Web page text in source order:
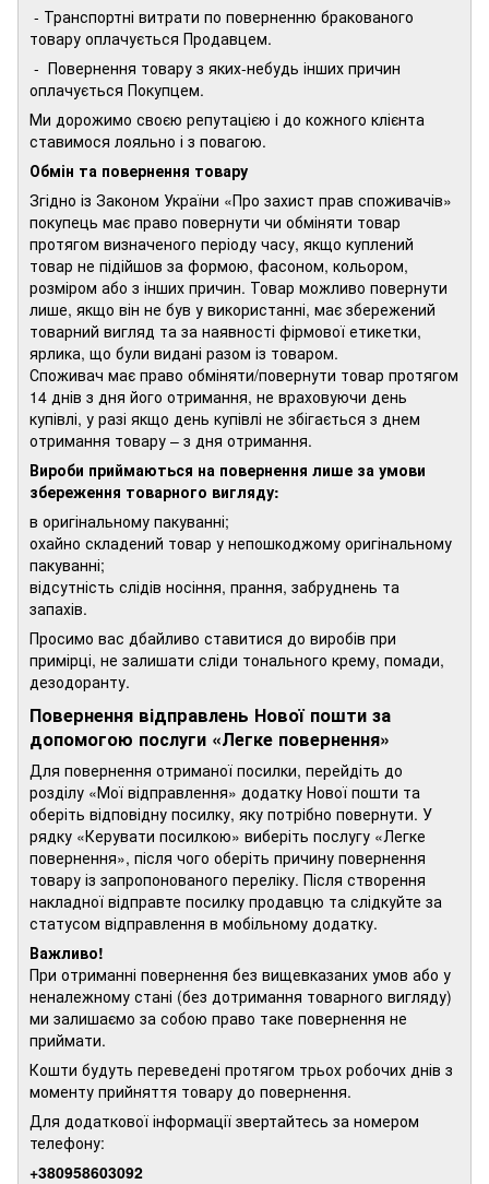
- Транспортні витрати по поверненню бракованого
товару оплачується Продавцем.
- Повернення товару з яких-небудь інших причин
оплачується Покупцем.
Ми дорожимо своєю репутацією і до кожного клієнта
ставимося лояльно і з повагою.
Обмін та повернення товару
Згідно із Законом України «Про захист прав споживачів»
покупець має право повернути чи обміняти товар
протягом визначеного періоду часу, якщо куплений
товар не підійшов за формою, фасоном, кольором,
розміром або з інших причин. Товар можливо повернути
лише, якщо він не був у використанні, має збережений
товарний вигляд та за наявності фірмової етикетки,
ярлика, що були видані разом із товаром.
Споживач має право обміняти/повернути товар протягом
14 днів з дня його отримання, не враховуючи день
купівлі, у разі якщо день купівлі не збігається з днем
отримання товару – з дня отримання.
Вироби приймаються на повернення лише за умови
збереження товарного вигляду:
в оригінальному пакуванні;
охайно складений товар у непошкоджому оригінальному
пакуванні;
відсутність слідів носіння, прання, забруднень та
запахів.
Просимо вас дбайливо ставитися до виробів при
примірці, не залишати сліди тонального крему, помади,
дезодоранту.
Повернення відправлень Нової пошти за
допомогою послуги «Легке повернення»
Для повернення отриманої посилки, перейдіть до
розділу «Мої відправлення» додатку Нової пошти та
оберіть відповідну посилку, яку потрібно повернути. У
рядку «Керувати посилкою» виберіть послугу «Легке
повернення», після чого оберіть причину повернення
товару із запропонованого переліку. Після створення
накладної відправте посилку продавцю та слідкуйте за
статусом відправлення в мобільному додатку.
Важливо!
При отриманні повернення без вищевказаних умов або у
неналежному стані (без дотримання товарного вигляду)
ми залишаємо за собою право таке повернення не
приймати.
Кошти будуть переведені протягом трьох робочих днів з
моменту прийняття товару до повернення.
Для додаткової інформації звертайтесь за номером
телефону:
+380958603092